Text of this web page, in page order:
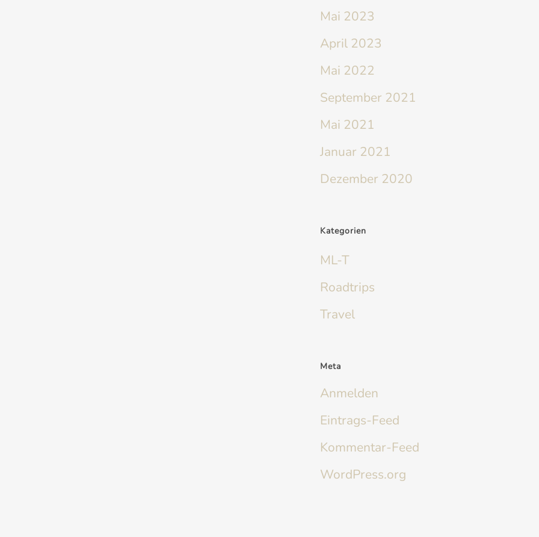
Mai 2023
April 2023
Mai 2022
September 2021
Mai 2021
Januar 2021
Dezember 2020
Kategorien
ML-T
Roadtrips
Travel
Meta
Anmelden
Eintrags-Feed
Kommentar-Feed
WordPress.org